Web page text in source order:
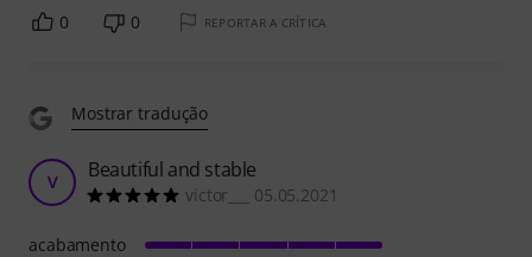
0 0 REPORTAR A CRÍTICA
Mostrar tradução
V Beautiful and stable
victor___ 05.05.2021
acabamento